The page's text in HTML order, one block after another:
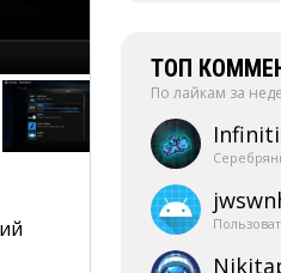
ТОП
По лайкам за